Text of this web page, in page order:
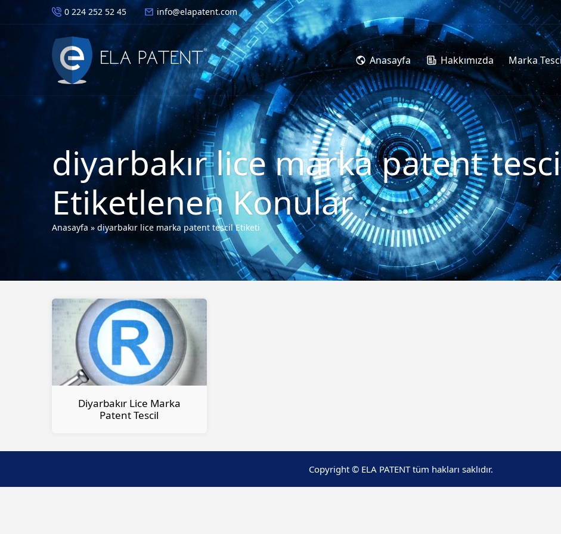
0 224 252 52 45 info@elapatent.com
Anasayfa Hakkımızda Marka
diyarbakır lice marka patent
Etiketlenen Konular
Anasayfa » diyarbakır lice marka patent tescil Etiketi
Diyarbakır Lice Marka
Patent Tescil
Copyright © ELA PATENT tüm hakları saklıdır.